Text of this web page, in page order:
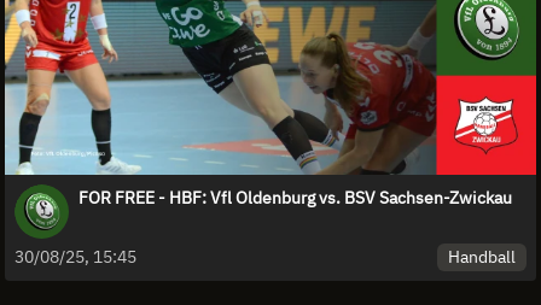
FOR FREE - HBF: Vfl Oldenburg vs. BSV Sachsen-Zwickau
30/08/25, 15:45 Handball